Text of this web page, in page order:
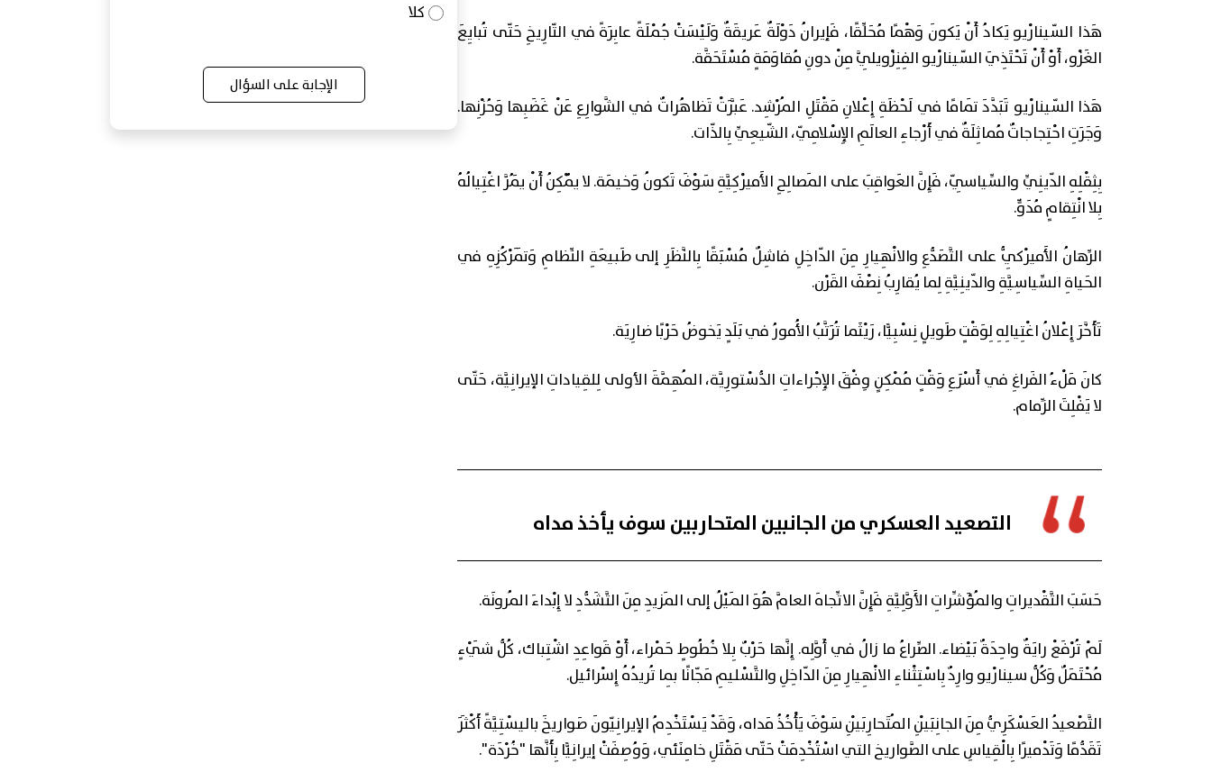
هَذا السّینارْيو يَكادُ أَنْ يَكونَ وَهْمًا مُحَلِّقًا، فَإيرانُ دَوْلَةٌ عَريقَةٌ وَلَيْسَتْ جُمْلَةً عابِرَةً في التّارِيخِ حَتّى تُبايِعَ
الغَزْو، أَوْ أَنْ تَحْتَذِيَ السّینارْيو الفِنِزْويلِيَّ مِنْ دونِ مُقاوَمَةٍ مُسْتَحَقَّة.
هَذا السّینارْيو تَبَدَّدَ تَمامًا في لَحْظَةِ إِعْلانِ مَقْتَلِ المُرْشِد. عَبَّرَتْ تَظاهُراتٌ في الشَّوارِعِ عَنْ غَضَبِها وَحُزْنِها.
وَجَرَتِ احْتِجاجاتٌ مُماثِلَةٌ في أَرْجاءِ العالَمِ الإِسْلامِيّ، الشّيعِيِّ بِالذّات.
بِثِقْلِهِ الدّينِيِّ والسِّياسِيّ، فَإِنَّ العَواقِبَ على المَصالِحِ الأَميرْكِيَّةِ سَوْفَ تَكونُ وَخيمَة. لا يُمْكِنُ أَنْ يَمُرَّ اغْتِيالُهُ
بِلا انْتِقامٍ مُدَوٍّ.
الرِّهانُ الأَميرْكِيُّ على التَّصَدُّعِ والانْهِيارِ مِنَ الدّاخِلِ فاشِلٌ مُسْبَقًا بِالنَّظَرِ إلى طَبيعَةِ النِّظامِ وَتَمَرْكُزِهِ في
الحَياةِ السِّياسِيَّةِ والدّينِيَّةِ لِما يُقارِبُ نِصْفَ القَرْن.
تَأَخَّرَ إِعْلانُ اغْتِيالِهِ لِوَقْتٍ طَويلٍ نِسْبِيًّا، رَيْثَما تُرَتَّبُ الأُمورُ في بَلَدٍ يَخوضُ حَرْبًا ضارِيَة.
كانَ مَلْءُ الفَراغِ في أَسْرَعِ وَقْتٍ مُمْكِنٍ وِفْقَ الإِجْراءاتِ الدُّسْتورِيَّة، المُهِمَّةَ الأولى لِلقِياداتِ الإيرانِيَّة، حَتّى
لا يَفْلِتَ الزِّمام.
التصعيد العسكري من الجانبين المتحاربين سوف يأخذ مداه
حَسَبَ التَّقْديراتِ والمُؤَشِّراتِ الأَوَّلِيَّةِ فَإِنَّ الاتِّجاهَ العامَّ هُوَ المَيْلُ إلى المَزيدِ مِنَ التَّشَدُّدِ لا إِبْداءَ المُرونَة.
لَمْ تُرْفَعْ رايَةٌ واحِدَةٌ بَيْضاء. الصِّراعُ ما زالُ في أَوَّلِه. إِنَّها حَرْبٌ بِلا خُطُوطٍ حَمْراء، أَوْ قَواعِدِ اشْتِباك، كُلُّ شَيْءٍ
مُحْتَمَلٌ وَكُلُّ سینارْيو وارِدٌ بِاسْتِثْناءِ الانْهِيارِ مِنَ الدّاخِلِ والتَّسْليمِ مَجّانًا بِما تُريدُهُ إِسْرائيل.
التَّصْعيدُ العَسْكَرِيُّ مِنَ الجانِبَيْنِ المُتَحارِبَيْنِ سَوْفَ يَأْخُذُ مَداه، وَقَدْ يَسْتَخْدِمُ الإيرانِيّونَ صَواريخَ باليسْتِيَّةً أَكْثَرَ
تَقَدُّمًا وَتَدْميرًا بِالْقِياسِ على الصَّواريخ التي اسْتُخْدِمَتْ حَتّى مَقْتَلِ خامِنَئي، وَوُصِفَتْ إيرانِيًّا بِأَنَّها "خُرْدَة".
كلا
الإجابة على السؤال